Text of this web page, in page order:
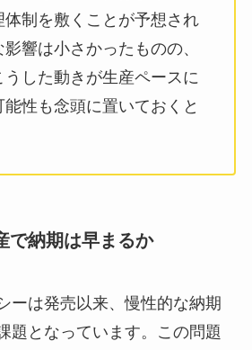
体制を敷くことが予想され
響は小さかったものの、
うした動きが生産ペースに
性も念頭に置いておくと
で納期は早まるか
ーは発売以来、慢性的な納期
題となっています。この問題